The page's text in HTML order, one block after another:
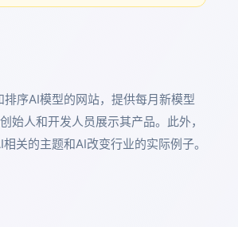
序AI模型的网站，提供每月新模型
始人和开发人员展示其产品。此外，
关的主题和AI改变行业的实际例子。